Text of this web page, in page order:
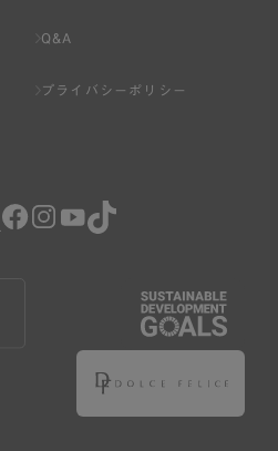
Q&A
プライバシーポリシー